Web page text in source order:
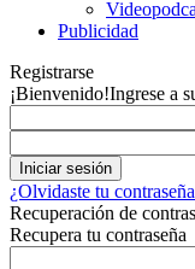
Publicidad
Registrarse
¡Bienvenido!Ingrese a
¿Olvidaste tu
Recuperación de
Recupera tu contraseña